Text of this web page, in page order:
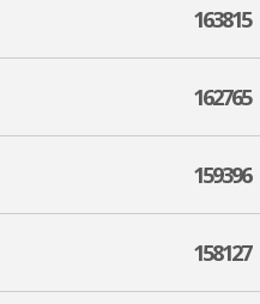
163815
162765
159396
158127